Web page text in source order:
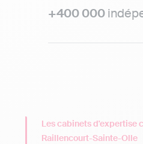
+400 000
Les cabinets d'expertise
Raillencourt-Sainte-Olle